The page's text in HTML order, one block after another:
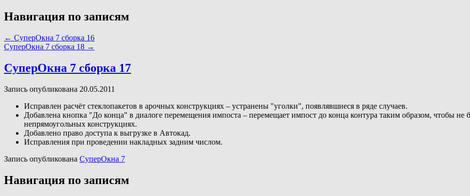
Навигация по записям
← CуперОкна 7 cборка 16
CуперОкна 7 cборка 18 →
CуперОкна 7 cборка 17
Запись опубликована 20.05.2011
Исправлен расчёт стеклопакетов в арочных конструкциях – устранены "уголки", появлявшиеся в ряде случаев.
Добавлена кнопка "До конца" в диалоге перемещения импоста – перемещает импост до конца контура таким образом, чтобы
непрямоугольных конструкциях.
Добавлено право доступа к выгрузке в Автокад.
Исправления при проведении накладных задним числом.
Запись опубликована СуперОкна 7
Навигация по записям